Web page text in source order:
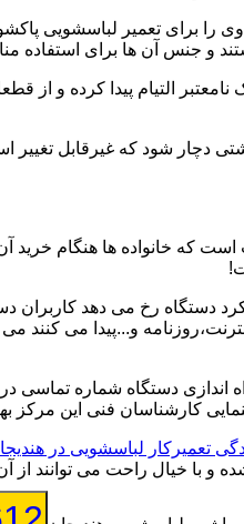
وی را برای تعمیر لباسشویی
و جنس آن ها برای استفاده
التیام پیدا کرده و از
دچار شود که غیرقابل
که خانواده ها هنگام خرید
دستگاه رخ می دهد کاربران
و...پیدا می
اندازی دستگاه شماره تماسی
کارشناسان فنی این مرکز
تعمیرکار لباسشویی در
و با خیال راحت می توانند از